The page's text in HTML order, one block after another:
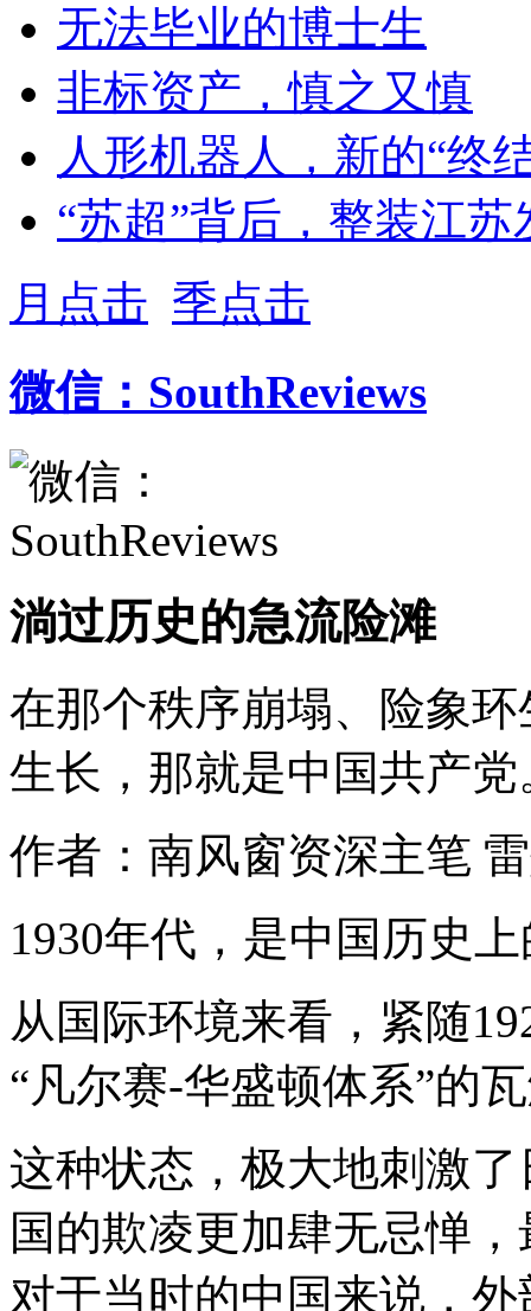
无法毕业的博士生
非标资产，慎之又慎
人形机器人，新的“终
“苏超”背后，整装江苏
月点击 季点击
微信：SouthReviews
淌过历史的急流险滩
在那个秩序崩塌、险象
生长，那就是中国共产党
作者：南风窗资深主笔
1930年代，是中国历史
从国际环境来看，紧随
“凡尔赛-华盛顿体系”的
这种状态，极大地刺激
国的欺凌更加肆无忌惮
对于当时的中国来说，